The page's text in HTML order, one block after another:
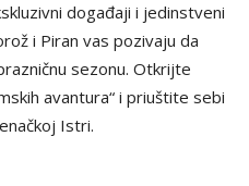
događaji i jedinstveni
i Piran vas pozivaju da
sezonu. Otkrijte
avantura“ i priuštite sebi
Istri.